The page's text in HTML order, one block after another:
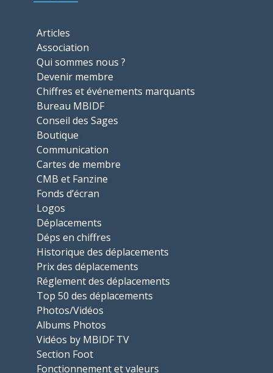
Articles
Association
Qui sommes nous ?
Devenir membre
Chiffres et événements marquants
Bureau MBIDF
Conseil des Sages
Boutique
Communication
Cartes de membre
CMB et Fanzine
Fonds d’écran
Logos
Déplacements
Déps en chiffres
Historique des déplacements
Prix des déplacements
Réglement des déplacements
Top 50 des déplacements
Photos/Vidéos
Albums Photos
Vidéos by MBIDF TV
Section Foot
Fonctionnement et valeurs